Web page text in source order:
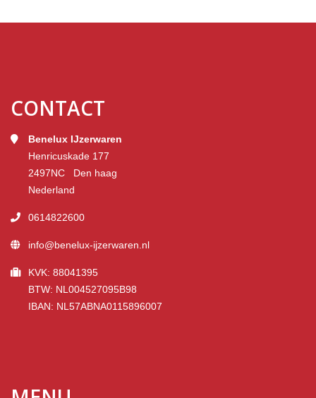
CONTACT
Benelux IJzerwaren
Henricuskade 177
2497NC Den haag
Nederland
0614822600
info@benelux-ijzerwaren.nl
KVK: 88041395
BTW: NL004527095B98
IBAN: NL57ABNA0115896007